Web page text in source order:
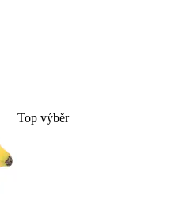
Top výběr